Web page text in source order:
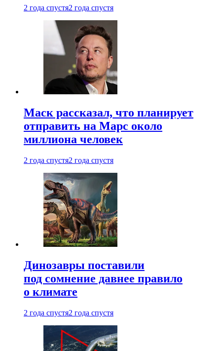
2 года спустя2 года спустя
Маск рассказал, что планирует
отправить на Марс около
миллиона человек
2 года спустя2 года спустя
Динозавры поставили
под сомнение давнее правило
о климате
2 года спустя2 года спустя